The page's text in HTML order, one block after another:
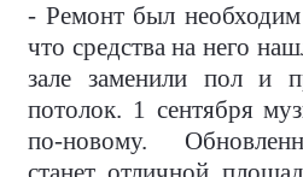
- Ремонт был
что средства на него
зале заменили пол и
потолок. 1 сентября
по-новому.